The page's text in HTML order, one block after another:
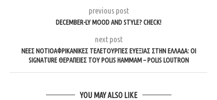
previous post
DECEMBER-LY MOOD AND STYLE? CHECK!
next post
ΝΈΕΣ ΝΟΤΙΟΑΦΡΙΚΑΝΙΚΈΣ ΤΕΛΕΤΟΥΡΓΊΕΣ ΕΥΕΞΊΑΣ ΣΤΗΝ ΕΛΛΆΔΑ: ΟΙ
SIGNATURE ΘΕΡΑΠΕΊΕΣ ΤΟΥ POLIS HAMMAM – POLIS LOUTRON
YOU MAY ALSO LIKE